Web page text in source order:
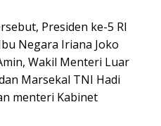
Presiden ke-5 RI
Negara Iriana Joko
Wakil Menteri Luar
Marsekal TNI Hadi
menteri Kabinet